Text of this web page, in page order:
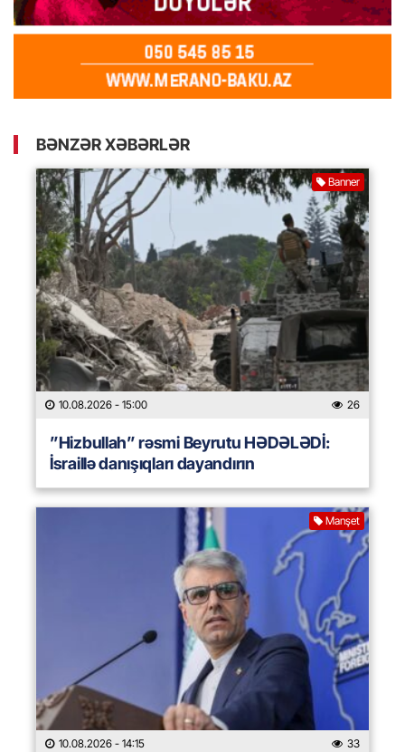
BƏNZƏR XƏBƏRLƏR
Banner
10.08.2026 - 15:00 26
”Hizbullah” rəsmi Beyrutu HƏDƏLƏDİ:
İsraillə danışıqları dayandırın
Manşet
10.08.2026 - 14:15 33